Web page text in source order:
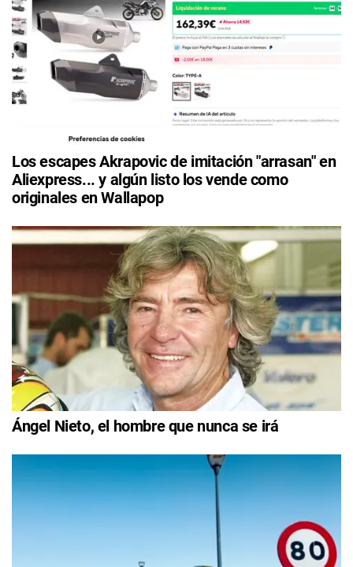
Los escapes Akrapovic de imitación "arrasan" en
Aliexpress... y algún listo los vende como
originales en Wallapop
Ángel Nieto, el hombre que nunca se irá